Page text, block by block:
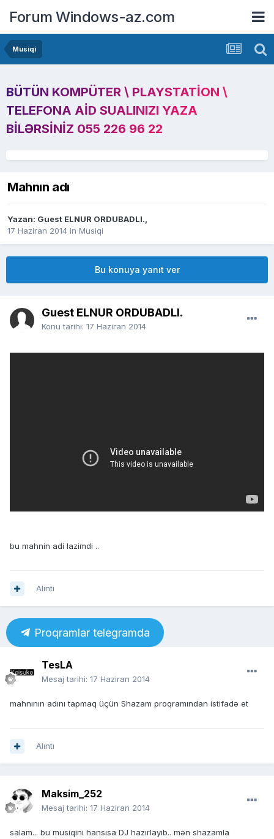
Forum Windows-az.com
Musiqi
BÜTÜN KOMPÜTER \ PLAYSTATION \
TELEFONA AID SUALINIZI YAZA
BILƏRSINIZ 055 226 96 22
Mahnın adı
Yazan: Guest ELNUR ORDUBADLI.,
17 Haziran 2014 in Musiqi
Bu konuya yanıt ver
Guest ELNUR ORDUBADLI.
Konu tarihi: 17 Haziran 2014
bu mahnin adi lazimdi ..
Alıntı
Proqramlar telegramda
TesLA
Mesaj tarihi: 17 Haziran 2014
mahnının adını tapmaq üçün Shazam proqramından istifadə et
Alıntı
Maksim_252
Mesaj tarihi: 17 Haziran 2014
salam... bu musiqini hansısa DJ hazırlayıb.. mən shazamla